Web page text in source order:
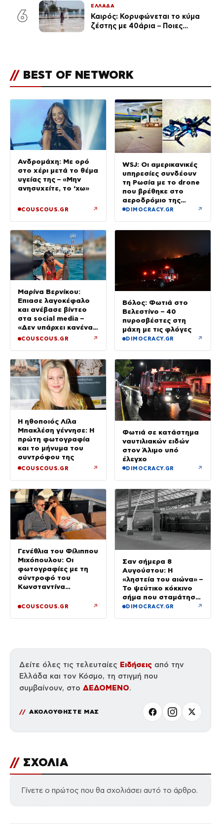
6
ΕΛΛΑΔΑ
Καιρός: Κορυφώνεται το κύμα
ζέστης με 40άρια – Ποιες
// BEST OF NETWORK
Ανδρομάχη: Με ορό
στο χέρι μετά το θέμα
υγείας της – «Μην
ανησυχείτε, το ‘χω»
COUSCOUS.GR ↗
WSJ: Οι αμερικανικές
υπηρεσίες συνδέουν
τη Ρωσία με το drone
που βρέθηκε στο
αεροδρόμιο της
Λειψίας
DIMOCRACY.GR ↗
Μαρίνα Βερνίκου:
Έπιασε λαγοκέφαλο
και ανέβασε βίντεο
στα social media –
«Δεν υπάρχει κανένας
λόγος να φοβόμαστε»
COUSCOUS.GR ↗
Βόλος: Φωτιά στο
Βελεστίνο – 40
πυροσβέστες στη
μάχη με τις φλόγες
DIMOCRACY.GR ↗
Η ηθοποιός Λίλα
Μπακλέση γέννησε: Η
πρώτη φωτογραφία
και το μήνυμα του
συντρόφου της
COUSCOUS.GR ↗
Φωτιά σε κατάστημα
ναυτιλιακών ειδών
στον Άλιμο υπό
έλεγχο
DIMOCRACY.GR ↗
Γενέθλια του Φίλιππου
Μιχόπουλου: Οι
φωτογραφίες με τη
σύντροφό του
Κωνσταντίνα
δημόσιο «Σ’ αγαπώ»
COUSCOUS.GR ↗
Σαν σήμερα 8
Αυγούστου: Η
«ληστεία του αιώνα» –
Το ψεύτικο κόκκινο
σήμα που σταμάτησε
τρένο με 2,6 εκατ.
DIMOCRACY.GR ↗
Δείτε όλες τις τελευταίες Ειδήσεις από την
Ελλάδα και τον Κόσμο, τη στιγμή που
συμβαίνουν, στο ΔΕΔΟΜΕΝΟ.
ΑΚΟΛΟΥΘΗΣΤΕ ΜΑΣ
// ΣΧΟΛΙΑ
Γίνετε ο πρώτος που θα σχολιάσει αυτό το άρθρο.